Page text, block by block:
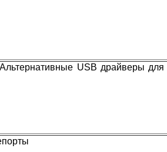
USB драйверы для